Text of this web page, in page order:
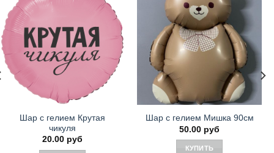
Шар с гелием Крутая
чикуля
20.00 руб
Шар с гелием Мишка 90см
50.00 руб
КУПИТЬ